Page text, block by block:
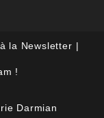
la Newsletter
!
Darmian